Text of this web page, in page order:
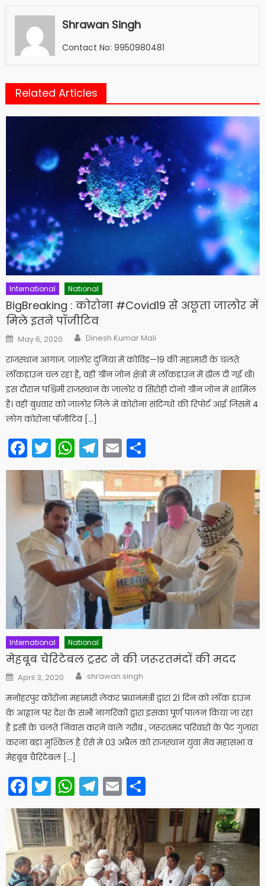
Shrawan Singh
Contact No: 9950980481
Related Articles
International National
BigBreaking : कोरोना #Covid19 से अछूता जालोर में
मिले इतने पॉजीटिव
Posted
on
May 6, 2020 Author
Dinesh Kumar Mali
राजस्थान आगाज. जालोर दुनिया में कोविड—19 की महामारी के चलते
लॉकडाउन चल रहा है, वहीं ग्रीन जोन क्षेत्रों में लॉकडाउन में ढील दी गई थी।
इस दौरान पश्चिमी राजस्थान के जालोर व सिरोही दोनों ग्रीन जोन में शामिल
है। वहीं बुधवार को जालोर जिले में कोरोना संदिग्धों की रिपोर्ट आई जिसमें 4
लोग कोरोना पॉजीटिव […]
Facebook
Twitter
WhatsApp
Telegram
Email
International National
मेहबूब चेरिटेबल ट्रस्ट ने की जरूरतमंदों की मदद
Posted
on
April 3, 2020 Author
shrawan singh
मनोहरपुर कोरोना महामारी लेकर प्रधानमंत्री द्वारा 21 दिन को लॉक डाउन
के आह्वान पर देश के सभी नागरिको द्वारा इसका पूर्ण पालन किया जा रहा
है इसी के चलते निवास करने वाले गरीब , जरूरतमंद परिवारो के पेट गुजारा
करना बडा मुश्किल है ऐसे मे 03 अप्रैल को राजस्थान युवा मेव महासभा व
मेहबूब चैरिटेबल […]
Facebook
Twitter
WhatsApp
Telegram
Email